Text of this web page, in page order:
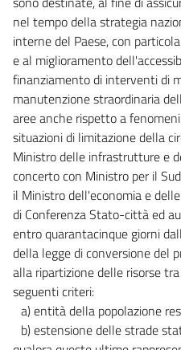
nel tempo della strategia
interne del Paese, con
e al miglioramento
finanziamento di interventi di
manutenzione straordinaria
aree anche rispetto a
situazioni di limitazione della
Ministro delle infrastrutture e
concerto con Ministro per il
il Ministro dell'economia e
di Conferenza Stato-città ed
entro quarantacinque giorni
della legge di conversione del
alla ripartizione delle risorse
seguenti criteri:
a) entità della popolazione
b) estensione delle strade